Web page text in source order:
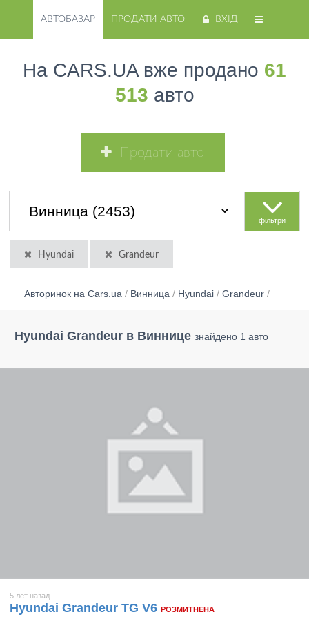
АВТОБАЗАР ПРОДАТИ АВТО ВХІД
На CARS.UA вже продано 61
513 авто
Продати авто
фільтри
Hyundai Grandeur
Авторинок на Cars.ua / Винница / Hyundai / Grandeur /
Hyundai Grandeur в Виннице знайдено 1 авто
5 лет назад
Hyundai Grandeur TG V6 РОЗМИТНЕНА